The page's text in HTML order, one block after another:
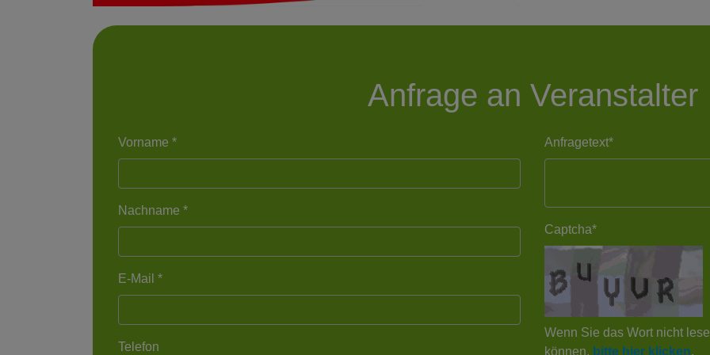
Anfrage an Veranstalter
Vorname *
Nachname *
E-Mail *
Telefon
Anfragetext*
Captcha*
Wenn Sie das Wort nicht
können, bitte hier klicken.